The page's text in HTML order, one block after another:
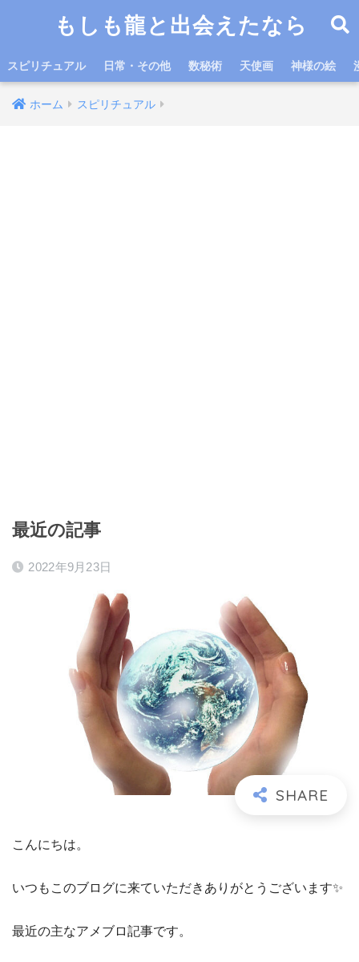
もしも龍と出会えたなら
スピリチュアル 日常・その他 数秘術 天使画 神様の絵
ホーム スピリチュアル
最近の記事
2022年9月23日
こんにちは。
いつもこのブログに来ていただきありがとうございます✨
最近の主なアメブロ記事です。